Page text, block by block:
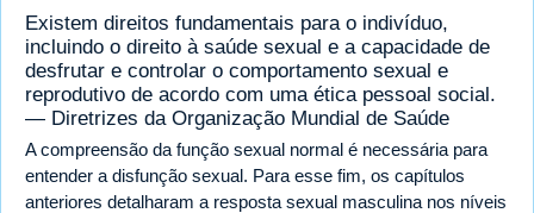
Existem direitos fundamentais para o indivíduo,
incluindo o direito à saúde sexual e a capacidade de
desfrutar e controlar o comportamento sexual e
reprodutivo de acordo com uma ética pessoal social.
— Diretrizes da Organização Mundial de Saúde
A compreensão da função sexual normal é necessária para
entender a disfunção sexual. Para esse fim, os capítulos
anteriores detalharam a resposta sexual masculina nos níveis